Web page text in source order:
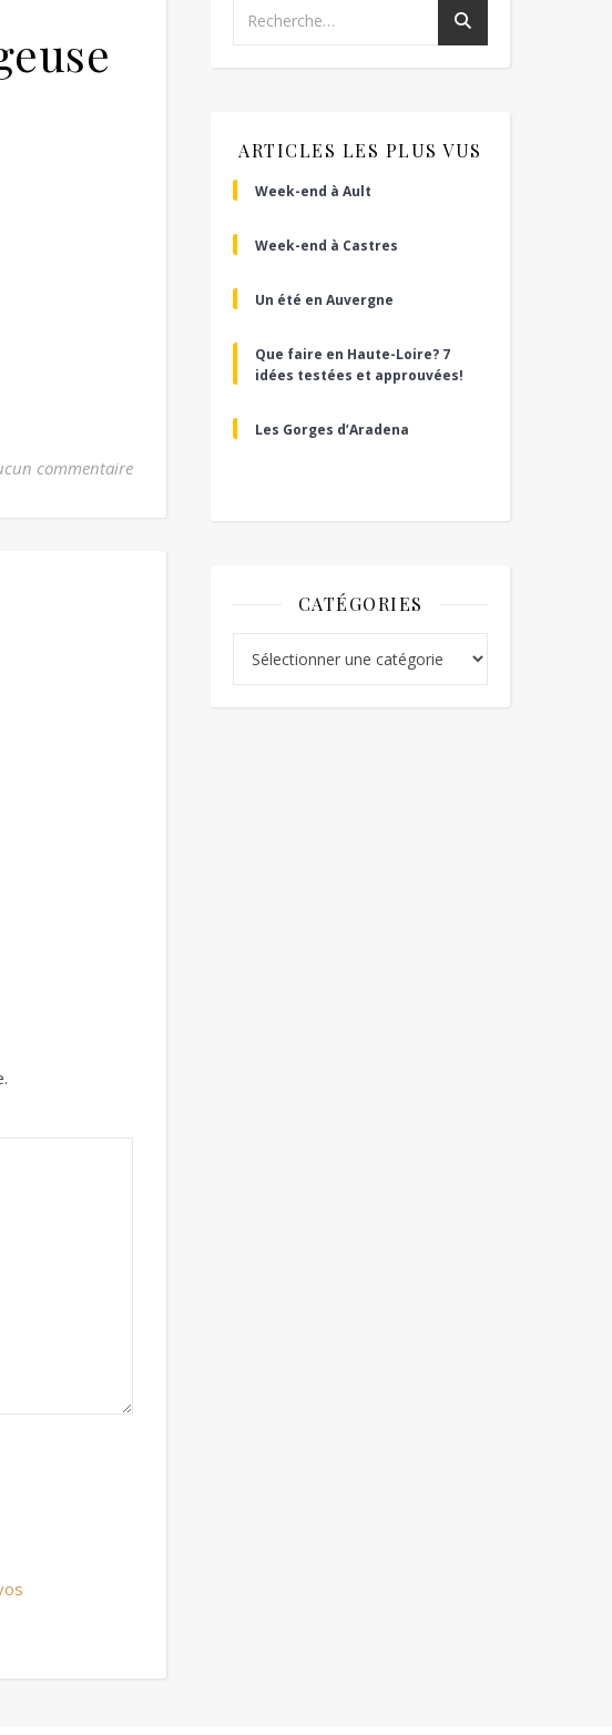
commentaire
ARTICLES LES PLUS VUS
Week-end à Ault
Week-end à Castres
Un été en Auvergne
Que faire en Haute-Loire? 7
idées testées et approuvées!
Les Gorges d’Aradena
CATÉGORIES